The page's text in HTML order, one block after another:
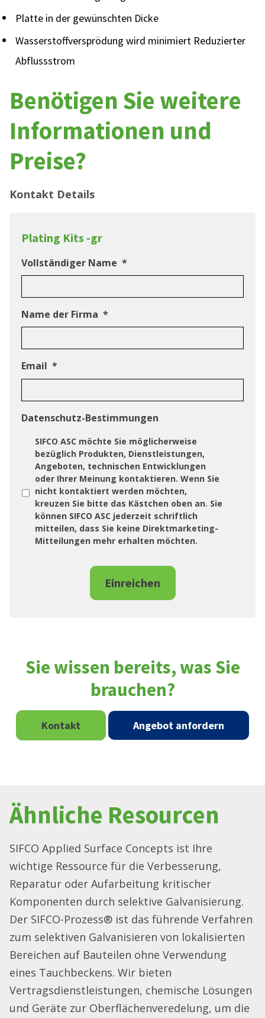
Platte in der gewünschten Dicke
Wasserstoffversprödung wird minimiert Reduzierter
Abflussstrom
Benötigen Sie weitere
Informationen und
Preise?
Kontakt Details
Plating Kits -gr
Vollständiger Name *
Name der Firma *
Email *
Datenschutz-Bestimmungen
SIFCO ASC möchte Sie möglicherweise
bezüglich Produkten, Dienstleistungen,
Angeboten, technischen Entwicklungen
oder Ihrer Meinung kontaktieren. Wenn Sie
nicht kontaktiert werden möchten,
kreuzen Sie bitte das Kästchen oben an. Sie
können SIFCO ASC jederzeit schriftlich
mitteilen, dass Sie keine Direktmarketing-
Mitteilungen mehr erhalten möchten.
Einreichen
Sie wissen bereits, was Sie
brauchen?
Kontakt Angebot anfordern
Ähnliche Resourcen
SIFCO Applied Surface Concepts ist Ihre
wichtige Ressource für die Verbesserung,
Reparatur oder Aufarbeitung kritischer
Komponenten durch selektive Galvanisierung.
Der SIFCO-Prozess® ist das führende Verfahren
zum selektiven Galvanisieren von lokalisierten
Bereichen auf Bauteilen ohne Verwendung
eines Tauchbeckens. Wir bieten
Vertragsdienstleistungen, chemische Lösungen
und Geräte zur Oberflächenveredelung, um die